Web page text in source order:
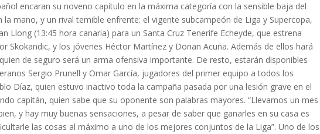
encaran su noveno capítulo en la máxima categoría con la sensible baja del
la mano, y un rival temible enfrente: el vigente subcampeón de Liga y Supercopa,
Llong (13:45 hora canaria) para un Santa Cruz Tenerife Echeyde, que estrena
Skokandic, y los jóvenes Héctor Martínez y Dorian Acuña. Además de ellos hará
de seguro será un arma ofensiva importante. De resto, estarán disponibles
Sergio Prunell y Omar García, jugadores del primer equipo a todos los
Díaz, quien estuvo inactivo toda la campaña pasada por una lesión grave en el
capitán, quien sabe que su oponente son palabras mayores. “Llevamos un mes
y hay muy buenas sensaciones, a pesar de saber que ganarles en su casa es
las cosas al máximo a uno de los mejores conjuntos de la Liga”. Uno de los